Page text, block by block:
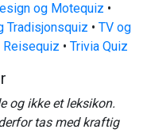
og Motequiz •
Tradisjonsquiz • TV og
Reisequiz • Trivia Quiz
og ikke et leksikon.
tas med kraftig